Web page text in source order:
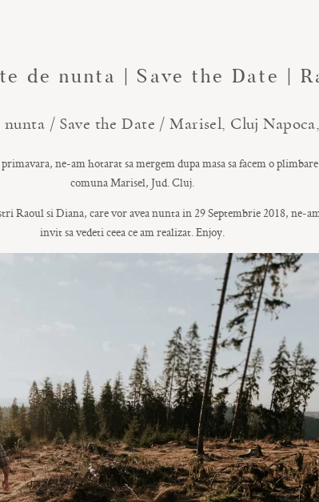
de nunta | Save the Date |
/ Save the Date / Marisel, Cluj
ne-am hotarat sa mergem dupa masa sa facem o
comuna Marisel, Jud. Cluj.
Raoul si Diana, care vor avea nunta in 29 Septembrie 2018, ne-
invit sa vedeti ceea ce am realizat. Enjoy.